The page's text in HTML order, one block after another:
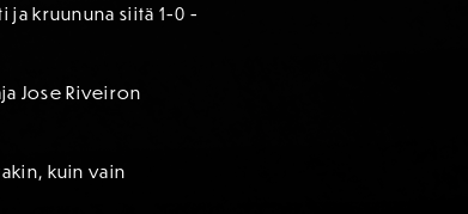
kruununa siitä 1-0 -
Jose Riveiron
kuin vain